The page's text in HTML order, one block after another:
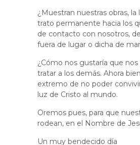
¿Muestran nuestras obras,
trato permanente hacia los
de contacto con nosotros,
fuera de lugar o dicha de
¿Cómo nos gustaría que
tratar a los demás. Ahora
extremo de no poder
luz de Cristo al mundo.
Oremos pues, para que
rodean, en el Nombre de
Un muy bendecido día